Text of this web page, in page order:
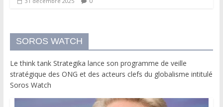
SOROS WATCH
Le think tank Strategika lance son programme de veille
stratégique des ONG et des acteurs clefs du globalisme intitulé
Soros Watch